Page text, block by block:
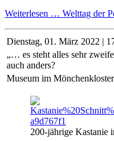
Weiterlesen … Welttag der
Dienstag, 01. März 2022 |
„… es steht alles sehr
auch anders?
Museum im
200-jährige Kastanie